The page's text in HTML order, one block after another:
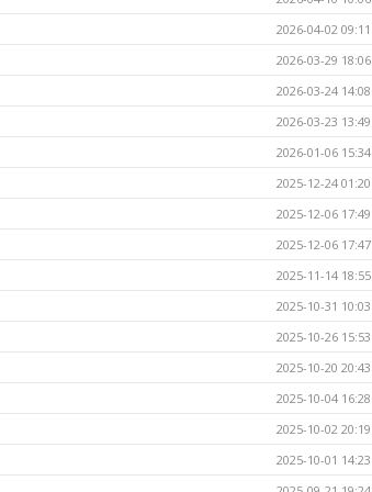
2026-04-02 09:11
2026-03-29 18:06
2026-03-24 14:08
2026-03-23 13:49
2026-01-06 15:34
2025-12-24 01:20
2025-12-06 17:49
2025-12-06 17:47
2025-11-14 18:55
2025-10-31 10:03
2025-10-26 15:53
2025-10-20 20:43
2025-10-04 16:28
2025-10-02 20:19
2025-10-01 14:23